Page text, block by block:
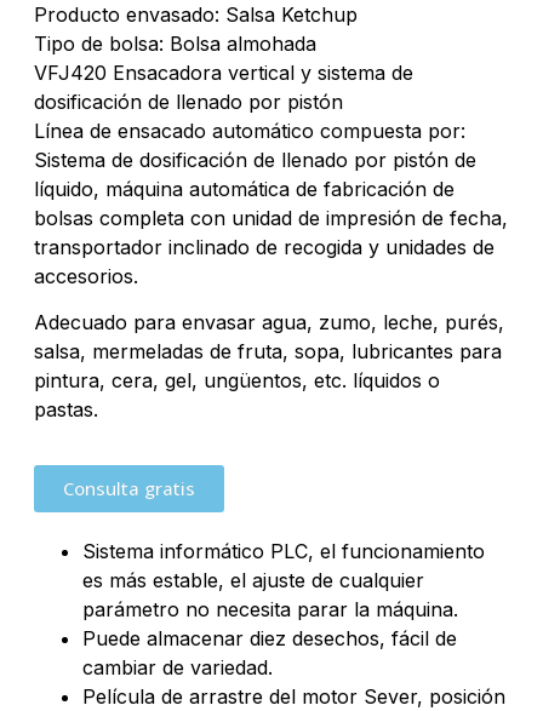
Producto envasado: Salsa Ketchup
Tipo de bolsa: Bolsa almohada
VFJ420 Ensacadora vertical y sistema de
dosificación de llenado por pistón
Línea de ensacado automático compuesta por:
Sistema de dosificación de llenado por pistón de
líquido, máquina automática de fabricación de
bolsas completa con unidad de impresión de fecha,
transportador inclinado de recogida y unidades de
accesorios.
Adecuado para envasar agua, zumo, leche, purés,
salsa, mermeladas de fruta, sopa, lubricantes para
pintura, cera, gel, ungüentos, etc. líquidos o
pastas.
Consulta gratis
Sistema informático PLC, el funcionamiento
es más estable, el ajuste de cualquier
parámetro no necesita parar la máquina.
Puede almacenar diez desechos, fácil de
cambiar de variedad.
Película de arrastre del motor Sever, posición